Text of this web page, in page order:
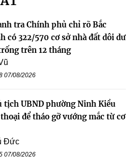
tra Chính phủ chỉ rõ Bắc
có 322/570 cơ sở nhà đất dôi dư
trên 12 tháng
07/08/2026
tịch UBND phường Ninh Kiều
để tháo gỡ vướng mắc từ cơ
Đức
07/08/2026